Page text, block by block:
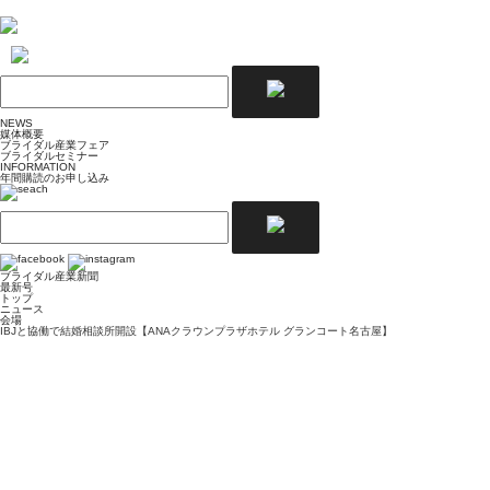
NEWS
媒体概要
ブライダル産業フェア
ブライダルセミナー
INFORMATION
年間購読のお申し込み
ブライダル産業新聞
最新号
トップ
ニュース
会場
IBJと協働で結婚相談所開設【ANAクラウンプラザホテル グランコート名古屋】